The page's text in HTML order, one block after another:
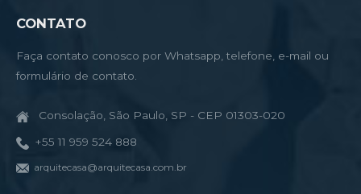
CONTATO
Faça contato conosco por Whatsapp, telefone, e-mail ou
formulário de contato.
Consolação, São Paulo, SP - CEP 01303-020
+55 11 959 524 888
arquitecasa@arquitecasa.com.br